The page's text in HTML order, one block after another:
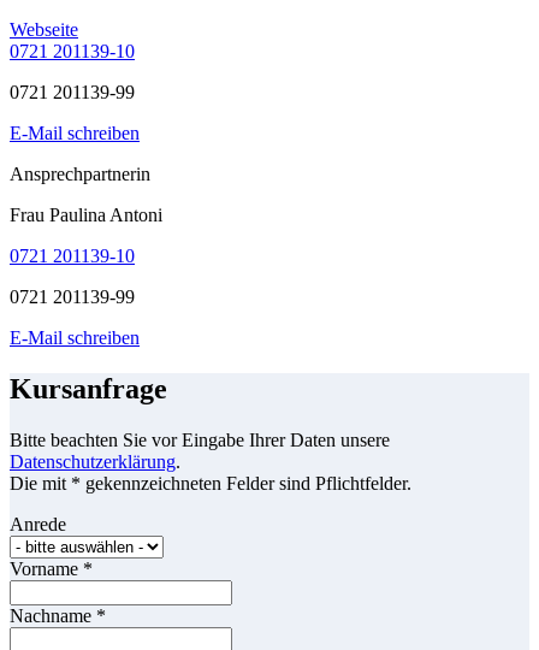
Webseite
0721 201139-10
0721 201139-99
E-Mail schreiben
Ansprechpartnerin
Frau Paulina Antoni
0721 201139-10
0721 201139-99
E-Mail schreiben
Kursanfrage
Bitte beachten Sie vor Eingabe Ihrer Daten unsere
Datenschutzerklärung.
Die mit * gekennzeichneten Felder sind Pflichtfelder.
Anrede
Vorname *
Nachname *